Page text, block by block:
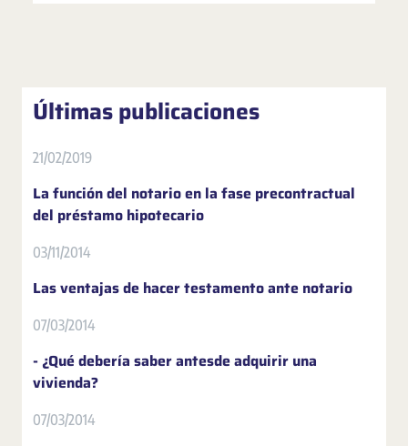
Últimas publicaciones
21/02/2019
La función del notario en la fase precontractual
del préstamo hipotecario
03/11/2014
Las ventajas de hacer testamento ante notario
07/03/2014
- ¿Qué debería saber antesde adquirir una
vivienda?
07/03/2014